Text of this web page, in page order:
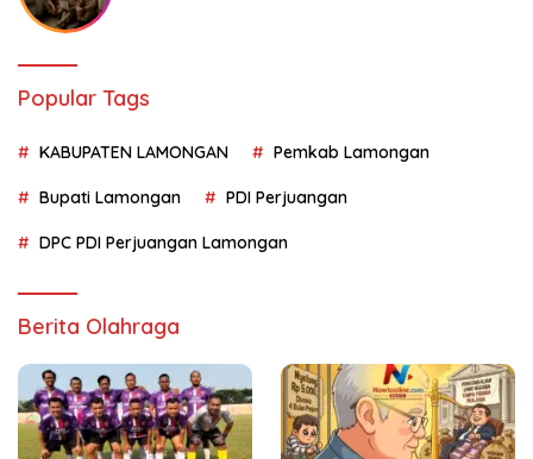
Popular Tags
KABUPATEN LAMONGAN Pemkab Lamongan
Bupati Lamongan PDI Perjuangan
DPC PDI Perjuangan Lamongan
Berita Olahraga